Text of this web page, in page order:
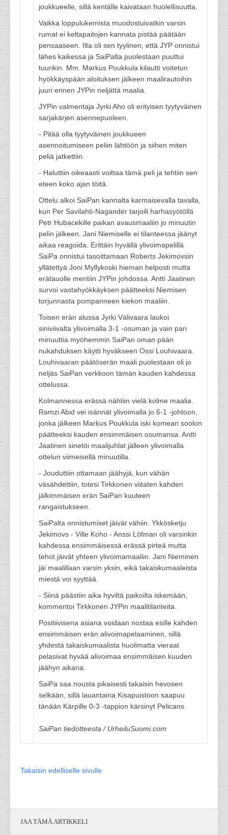
joukkueelle, sillä kentälle kaivataan huolellisuutta.
Vaikka loppulukemista muodostuivatkin varsin
rumat ei keltapaitojen kannata pistää päätään
pensaaseen. Ilta oli sen tyylinen, että JYP onnistui
lähes kaikessa ja SaiPalta puolestaan puuttui
tuurikin. Mm. Markus Poukkula kilautti voitetun
hyökkäyspään aloituksen jälkeen maalirautoihin
juuri ennen JYPin neljättä maalia.
JYPin valmentaja Jyrki Aho oli erityisen tyytyväinen
sarjakärjen asennepuoleen.
- Pitää olla tyytyväinen joukkueen
asennoitumiseen peliin lähtöön ja siihen miten
peliä jatkettiin.
- Haluttiin oikeaasti voittaa tämä peli ja tehtiin sen
eteen koko ajan töitä.
Ottelu alkoi SaiPan kannalta karmaisevalla tavalla,
kun Per Savilahti-Nagander tarjoili harhasyötöllä
Petr Hubacekille paikan avausmaaliin jo minuutin
pelin jälkeen. Jani Niemiselle ei tilanteessa jäänyt
aikaa reagoida. Erittäin hyvällä ylivoimapelillä
SaiPa onnistui tasoittamaan Roberts Jekimovsin
yllätettyä Joni Myllykoski hieman helposti mutta
erätauolle mentiin JYPin johdossa. Antti Jaatinen
survoi vastahyökkäyksen päätteeksi Niemisen
torjunnasta pompanneen kiekon maaliin.
Toisen erän alussa Jyrki Välivaara laukoi
siniviivalta ylivoimalla 3-1 -osuman ja vain pari
minuuttia myöhemmin SaiPan oman pään
nukahduksen käytti hyväkseen Ossi Louhivaara.
Louhivaaran päätöserän maali puolestaan oli jo
neljäs SaiPan verkkoon tämän kauden kahdessa
ottelussa.
Kolmannessa erässä nähtiin vielä kolme maalia.
Ramzi Abid vei isännät ylivoimalla jo 6-1 -johtoon,
jonka jälkeen Markus Poukkula iski komean soolon
päätteeksi kauden ensimmäisen osumansa. Antti
Jaatinen sinetöi maalijuhlat jälleen ylivoimalla
ottelun viimeisellä minuutilla.
- Jouduttiin ottamaan jäähyjä, kun vähän
väsähdettiin, totesi Tirkkonen viitaten kahden
jälkimmäisen erän SaiPan kuuteen
rangaistukseen.
SaiPalta onnistumiset jäivät vähiin. Ykkösketju
Jekimovs - Ville Koho - Anssi Löfman oli varsinkin
kahdessa ensimmäisessä erässä pirteä mutta
tehot jäivät yhteen ylivoimamaaliin. Jani Nieminen
jäi maalillaan varsin yksin, eikä takaiskumaaleista
miestä voi syyttää.
- Siinä päästiin aika hyviltä paikoilta iskemään,
kommentoi Tirkkonen JYPin maalitilanteita.
Positiivisena asiana voidaan nostaa esille kahden
ensimmäisen erän alivoimapelaaminen, sillä
yhdestä takaiskumaalista huolimatta vieraat
pelasivat hyvää alivoimaa ensimmäisen kuuden
jäähyn aikana.
SaiPa saa nousta pikaisesti takaisin hevosen
selkään, sillä lauantaina Kisapuistoon saapuu
tänään Kärpille 0-3 -tappion kärsinyt Pelicans.
SaiPan tiedotteesta / UrheiluSuomi.com
Takaisin edelliselle sivulle
JAA TÄMÄ ARTIKKELI